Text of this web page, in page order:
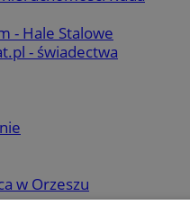
- Hale Stalowe
- świadectwa
w Orzeszu